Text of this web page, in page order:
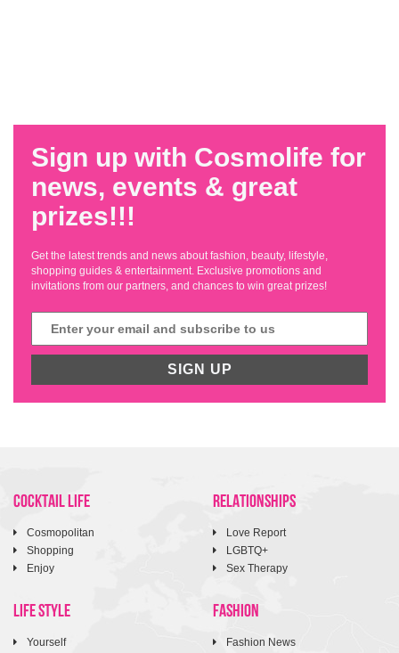
Sign up with Cosmolife for
news, events & great
prizes!!!
Get the latest trends and news about fashion, beauty, lifestyle,
shopping guides & entertainment. Exclusive promotions and
invitations from our partners, and chances to win great prizes!
SIGN UP
COCKTAIL LIFE
Cosmopolitan
Shopping
Enjoy
RELATIONSHIPS
Love Report
LGBTQ+
Sex Therapy
LIFE STYLE
Yourself
FASHION
Fashion News